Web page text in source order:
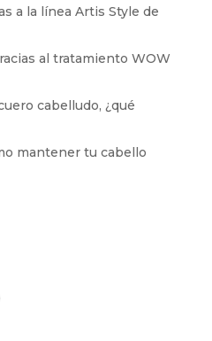
a la línea Artis Style de
al tratamiento WOW
cabelludo, ¿qué
mantener tu cabello